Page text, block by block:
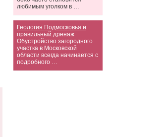
любимым уголком в …
Геология Подмосковья и
правильный дренаж
Обустройство загородного
участка в Московской
области всегда начинается с
подробного …